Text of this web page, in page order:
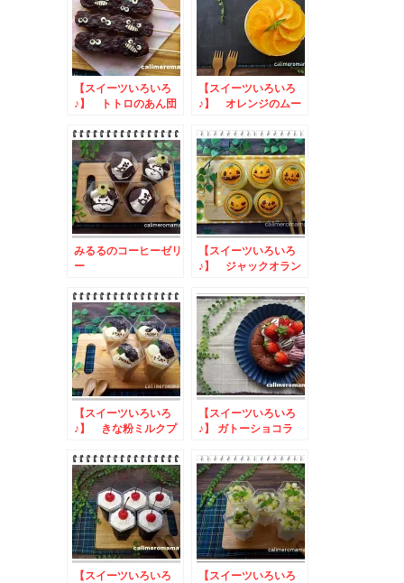
【スイーツいろいろ
♪】 トトロのあん団
【スイーツいろいろ
♪】 オレンジのムー
みるるのコーヒーゼリ
ー
【スイーツいろいろ
♪】 ジャックオラン
【スイーツいろいろ
♪】 きな粉ミルクプ
【スイーツいろいろ
♪】 ガトーショコラ
【スイーツいろいろ
【スイーツいろいろ